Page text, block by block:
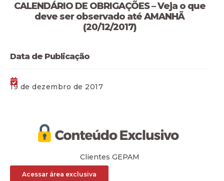
CALENDÁRIO DE OBRIGAÇÕES – Veja o que
deve ser observado até AMANHÃ
(20/12/2017)
Data de Publicação
19 de dezembro de 2017
Clientes GEPAM
Acessar área exclusiva